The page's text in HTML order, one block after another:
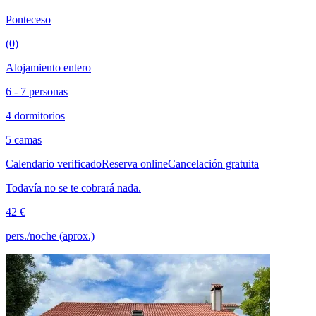
Ponteceso
(0)
Alojamiento entero
6 - 7 personas
4 dormitorios
5 camas
Calendario verificadoReserva onlineCancelación gratuita
Todavía no se te cobrará nada.
42 €
pers./noche (aprox.)